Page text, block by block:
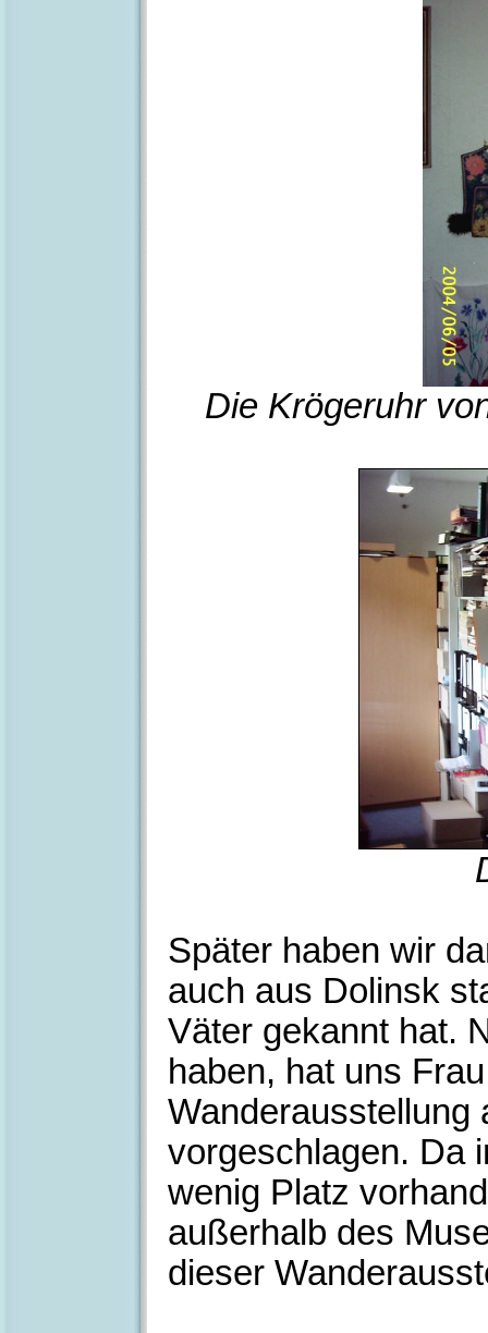
Die Krögeruhr
Später haben wir
auch aus Dolinsk
Väter gekannt hat.
haben, hat uns
Wanderausstellung
vorgeschlagen. Da
wenig Platz
außerhalb des
dieser